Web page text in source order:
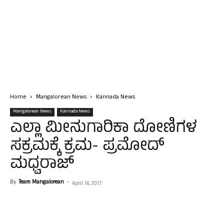
Home Mangalorean News Kannada News
Mangalorean News Kannada News
ಎಲ್ಲಾ ಮೀನುಗಾರಿಕಾ ದೋಣಿಗಳ
ಸಕ್ರಮಕ್ಕೆ ಕ್ರಮ- ಪ್ರಮೋದ್
ಮಧ್ವರಾಜ್
By Team Mangalorean - April 14, 2017